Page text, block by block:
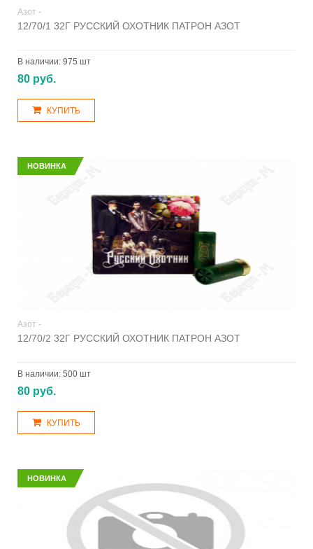
Азот -
12/70/1 32Г РУССКИЙ ОХОТНИК ПАТРОН АЗОТ
В наличии: 975 шт
80 руб.
КУПИТЬ
НОВИНКА
Азот -
12/70/2 32Г РУССКИЙ ОХОТНИК ПАТРОН АЗОТ
В наличии: 500 шт
80 руб.
КУПИТЬ
НОВИНКА